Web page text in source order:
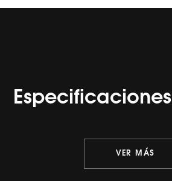
Especificaciones
VER MÁS